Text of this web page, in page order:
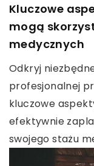
Kluczowe
mogą
medycznych
Odkryj
profesjonalnej
kluczowe
efektywnie
swojego stażu